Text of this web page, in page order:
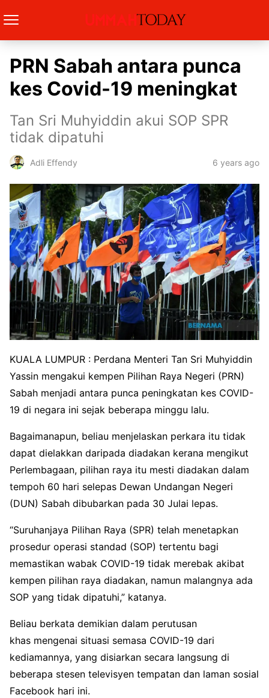
PRN Sabah antara punca
kes Covid-19 meningkat
Tan Sri Muhyiddin akui SOP SPR
tidak dipatuhi
Adli Effendy 6 years ago
KUALA LUMPUR : Perdana Menteri Tan Sri Muhyiddin
Yassin mengakui kempen Pilihan Raya Negeri (PRN)
Sabah menjadi antara punca peningkatan kes COVID-
19 di negara ini sejak beberapa minggu lalu.
Bagaimanapun, beliau menjelaskan perkara itu tidak
dapat dielakkan daripada diadakan kerana mengikut
Perlembagaan, pilihan raya itu mesti diadakan dalam
tempoh 60 hari selepas Dewan Undangan Negeri
(DUN) Sabah dibubarkan pada 30 Julai lepas.
“Suruhanjaya Pilihan Raya (SPR) telah menetapkan
prosedur operasi standad (SOP) tertentu bagi
memastikan wabak COVID-19 tidak merebak akibat
kempen pilihan raya diadakan, namun malangnya ada
SOP yang tidak dipatuhi,” katanya.
Beliau berkata demikian dalam perutusan
khas mengenai situasi semasa COVID-19 dari
kediamannya, yang disiarkan secara langsung di
beberapa stesen televisyen tempatan dan laman sosial
Facebook hari ini.